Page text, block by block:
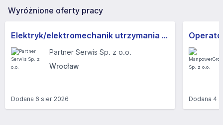
Wyróżnione oferty pracy
Elektryk/elektromechanik utrzymania ruchu (k/m)
Partner Serwis Sp. z o.o.
Wrocław
Dodana 6 sier 2026 Dodana 4